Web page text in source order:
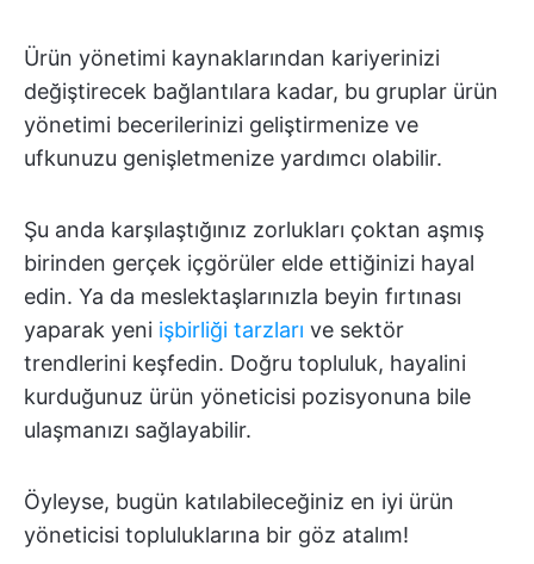
Ürün yönetimi kaynaklarından kariyerinizi
değiştirecek bağlantılara kadar, bu gruplar ürün
yönetimi becerilerinizi geliştirmenize ve
ufkunuzu genişletmenize yardımcı olabilir.
Şu anda karşılaştığınız zorlukları çoktan aşmış
birinden gerçek içgörüler elde ettiğinizi hayal
edin. Ya da meslektaşlarınızla beyin fırtınası
yaparak yeni işbirliği tarzları ve sektör
trendlerini keşfedin. Doğru topluluk, hayalini
kurduğunuz ürün yöneticisi pozisyonuna bile
ulaşmanızı sağlayabilir.
Öyleyse, bugün katılabileceğiniz en iyi ürün
yöneticisi topluluklarına bir göz atalım!